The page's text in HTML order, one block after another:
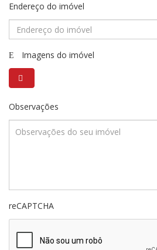
Endereço do imóvel
Imagens do imóvel
Observações
reCAPTCHA